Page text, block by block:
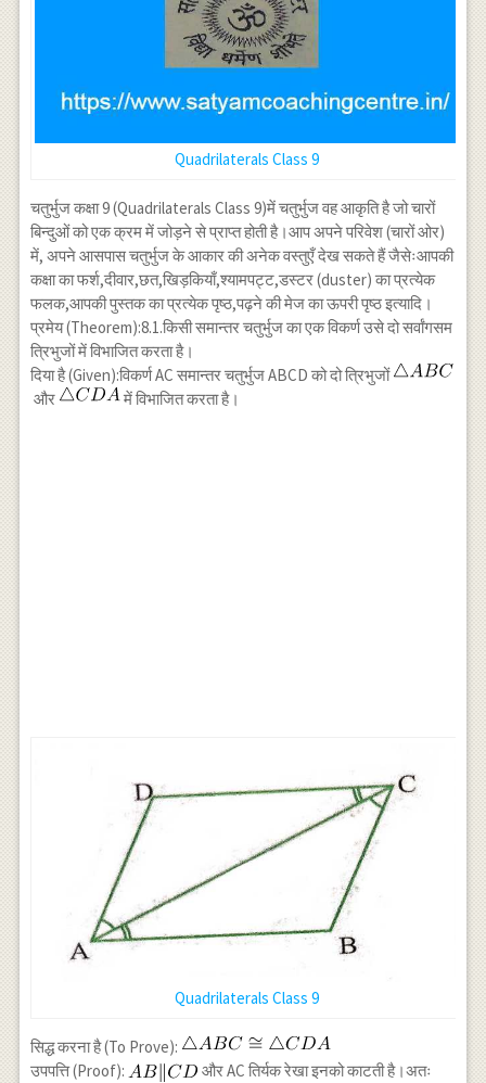
Quadrilaterals Class 9
चतुर्भुज कक्षा 9 (Quadrilaterals Class 9)में चतुर्भुज वह आकृति है जो चारों
बिन्दुओं को एक क्रम में जोड़ने से प्राप्त होती है।आप अपने परिवेश (चारों ओर)
में, अपने आसपास चतुर्भुज के आकार की अनेक वस्तुएँ देख सकते हैं जैसेःआपकी
कक्षा का फर्श,दीवार,छत,खिड़कियाँ,श्यामपट्ट,डस्टर (duster) का प्रत्येक
फलक,आपकी पुस्तक का प्रत्येक पृष्ठ,पढ़ने की मेज का ऊपरी पृष्ठ इत्यादि।
प्रमेय (Theorem):8.1.किसी समान्तर चतुर्भुज का एक विकर्ण उसे दो सर्वांगसम
त्रिभुजों में विभाजित करता है।
दिया है (Given):विकर्ण AC समान्तर चतुर्भुज ABCD को दो त्रिभुजों
और
में विभाजित करता है।
Quadrilaterals Class 9
सिद्ध करना है (To Prove):
उपपत्ति (Proof):
और AC तिर्यक रेखा इनको काटती है।अतः